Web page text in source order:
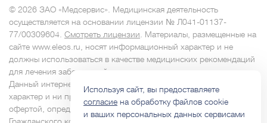
© 2026 ЗАО «Медсервис». Медицинская деятельность
осуществляется на основании лицензии № Л041-01137-
77/00309604. Смотреть лицензии. Материалы, размещенные на
сайте www.eleos.ru, носят информационный характер и не
должны использоваться в качестве медицинских рекомендаций
для лечения заболеваний.
Данный интернет-сайт носит исключительно информационный
характер и ни при каких условиях не является публичной
офертой, определяемой положениями Статьи 437
Используя сайт, вы предоставляете
согласие на обработку файлов cookie
и ваших персональных данных сервисами